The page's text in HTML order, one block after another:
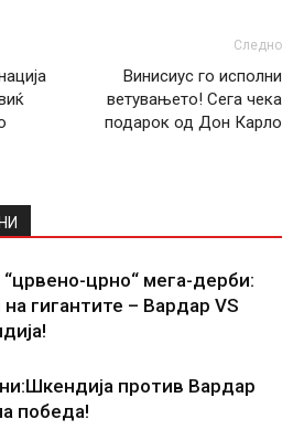
Следно
Винисиус го исполни
ветувањето! Сега чека
подарок од Дон Карло
црно“ мега-дерби:
гигантите – Вардар VS
против Вардар
победа!